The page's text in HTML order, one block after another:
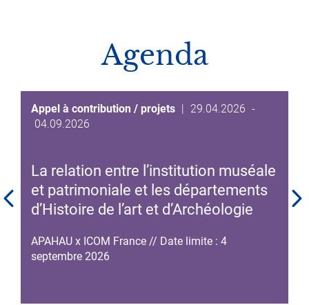
Agenda
Appel à contribution / projets | Date
l'événement
29.04.2026 -
Date
de
l'événement
04.09.2026
La relation entre l’institution muséale
et patrimoniale et les départements
d’Histoire de l’art et d’Archéologie
APAHAU x ICOM France // Date limite : 4
septembre 2026